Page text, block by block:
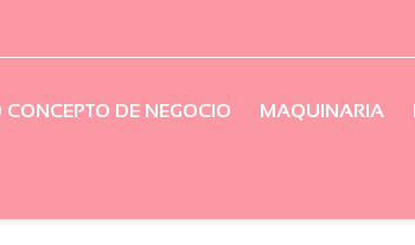
CONCEPTO DE NEGOCIO MAQUINARIA